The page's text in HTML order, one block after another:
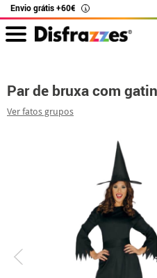
Envio grátis +60€ i
Par de bruxa com
Ver fatos grupos